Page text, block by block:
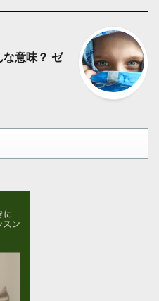
意味？ ゼ